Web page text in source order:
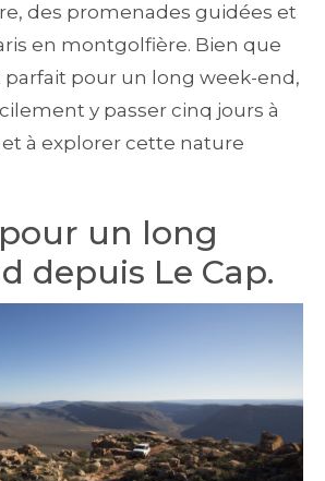
des promenades guidées et
en montgolfière. Bien que
pour un long week-end,
y passer cinq jours à
à explorer cette nature
un long
depuis Le Cap.